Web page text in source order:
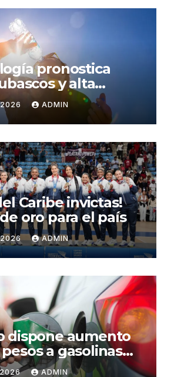
pronostica
y alta
de polvo del
este sábado
ADMIN
Caribe invictas!
oro para el país
ADMIN
dispone aumento
a gasolinas
y regular
2026 ADMIN